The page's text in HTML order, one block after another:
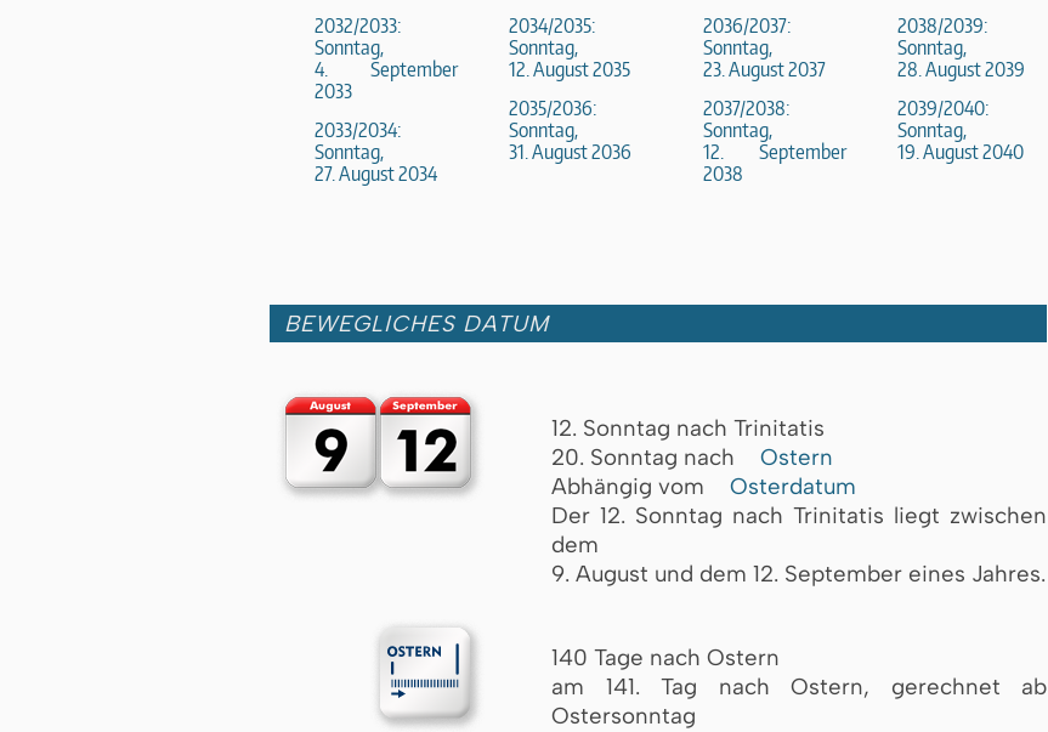
2032/2033:
Sonntag,
4. September
2033
2033/2034:
Sonntag,
27. August 2034
2034/2035:
Sonntag,
12. August 2035
2035/2036:
Sonntag,
31. August 2036
2036/2037:
Sonntag,
23. August 2037
2037/2038:
Sonntag,
12. September
2038
2038/2039:
Sonntag,
28. August 2039
2039/2040:
Sonntag,
19. August 2040
BEWEGLICHES DATUM
12. Sonntag nach Trinitatis
20. Sonntag nach
Ostern
Abhängig vom
Osterdatum
Der 12. Sonntag nach Trinitatis liegt zwischen
dem
9. August und dem 12. September eines Jahres.
140 Tage nach Ostern
am 141. Tag nach Ostern, gerechnet ab
Ostersonntag